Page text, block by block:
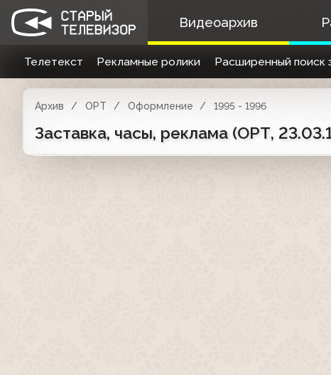
Видеоархив
Телетекст Рекламные ролики Расширенный поиск
Архив ОРТ Оформление 1995 - 1996
Заставка, часы, реклама (ОРТ,